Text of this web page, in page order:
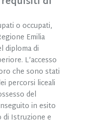
o occupati,
Emilia
diploma di
L’accesso
che sono stati
percorsi liceali
del
in esito
di Istruzione e